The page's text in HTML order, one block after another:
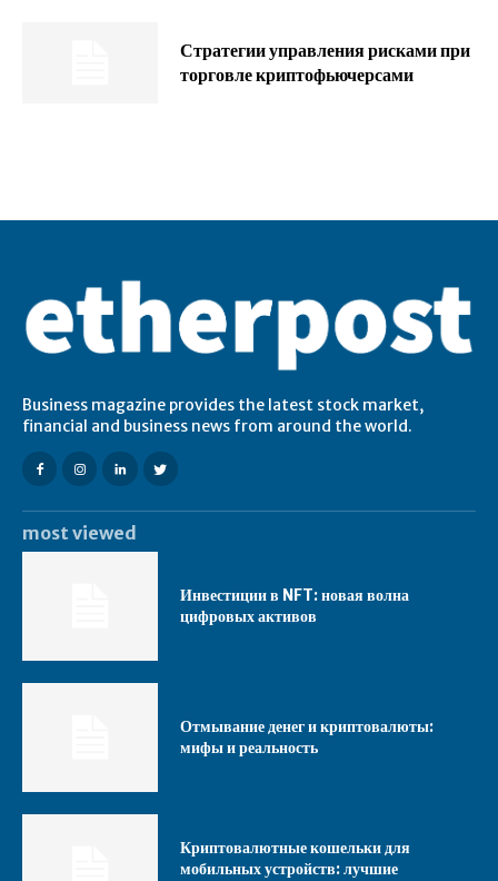
Стратегии управления рисками при
торговле криптофьючерсами
Business magazine provides the latest stock market,
financial and business news from around the world.
most viewed
Инвестиции в NFT: новая волна
цифровых активов
Отмывание денег и криптовалюты:
мифы и реальность
Криптовалютные кошельки для
мобильных устройств: лучшие